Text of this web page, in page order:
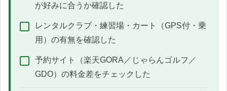
が好みに合うか確認した
レンタルクラブ・練習場・カート（GPS付・乗
用）の有無を確認した
予約サイト（楽天GORA／じゃらんゴルフ／
GDO）の料金差をチェックした